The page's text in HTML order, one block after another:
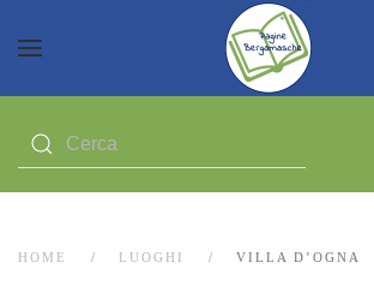
HOME LUOGHI VILLA D’OGNA